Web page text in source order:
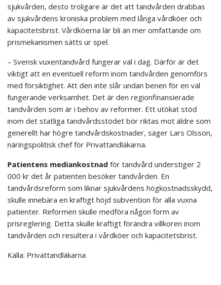
sjukvården, desto troligare är det att tandvården drabbas
av sjukvårdens kroniska problem med långa vårdköer och
kapacitetsbrist. Vårdköerna lär bli än mer omfattande om
prismekanismen sätts ur spel.
– Svensk vuxentandvård fungerar väl i dag. Därför är det
viktigt att en eventuell reform inom tandvården genomförs
med försiktighet. Att den inte slår undan benen för en väl
fungerande verksamhet. Det är den regionfinansierade
tandvården som är i behov av reformer. Ett utökat stöd
inom det statliga tandvårdsstödet bör riktas mot äldre som
generellt har högre tandvårdskostnader, säger Lars Olsson,
näringspolitisk chef för Privattandläkarna.
Patientens mediankostnad för tandvård understiger 2
000 kr det år patienten besöker tandvården. En
tandvårdsreform som liknar sjukvårdens högkostnadsskydd,
skulle innebära en kraftigt höjd subvention för alla vuxna
patienter. Reformen skulle medföra någon form av
prisreglering. Detta skulle kraftigt förändra villkoren inom
tandvården och resultera i vårdköer och kapacitetsbrist.
Källa: Privattandläkarna